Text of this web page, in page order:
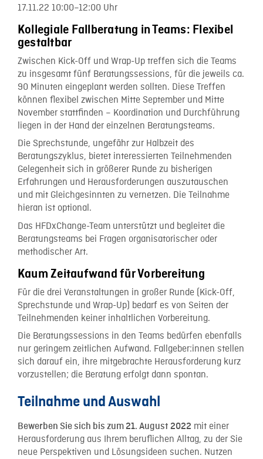
Kollegiale Fallberatung in Teams: Flexibel
gestaltbar
Zwischen Kick-Off und Wrap-Up treffen sich die Teams
zu insgesamt fünf Beratungssessions, für die jeweils ca.
90 Minuten eingeplant werden sollten. Diese Treffen
können flexibel zwischen Mitte September und Mitte
November stattfinden – Koordination und Durchführung
liegen in der Hand der einzelnen Beratungsteams.
Die Sprechstunde, ungefähr zur Halbzeit des
Beratungszyklus, bietet interessierten Teilnehmenden
Gelegenheit sich in größerer Runde zu bisherigen
Erfahrungen und Herausforderungen auszutauschen
und mit Gleichgesinnten zu vernetzen. Die Teilnahme
hieran ist optional.
Das HFDxChange-Team unterstützt und begleitet die
Beratungsteams bei Fragen organisatorischer oder
methodischer Art.
Kaum Zeitaufwand für Vorbereitung
Für die drei Veranstaltungen in großer Runde (Kick-Off,
Sprechstunde und Wrap-Up) bedarf es von Seiten der
Teilnehmenden keiner inhaltlichen Vorbereitung.
Die Beratungssessions in den Teams bedürfen ebenfalls
nur geringem zeitlichen Aufwand. Fallgeber:innen stellen
sich darauf ein, ihre mitgebrachte Herausforderung kurz
vorzustellen; die Beratung erfolgt dann spontan.
Teilnahme und Auswahl
Bewerben Sie sich bis zum 21. August 2022 mit einer
Herausforderung aus Ihrem beruflichen Alltag, zu der Sie
neue Perspektiven und Lösungsideen suchen. Nutzen